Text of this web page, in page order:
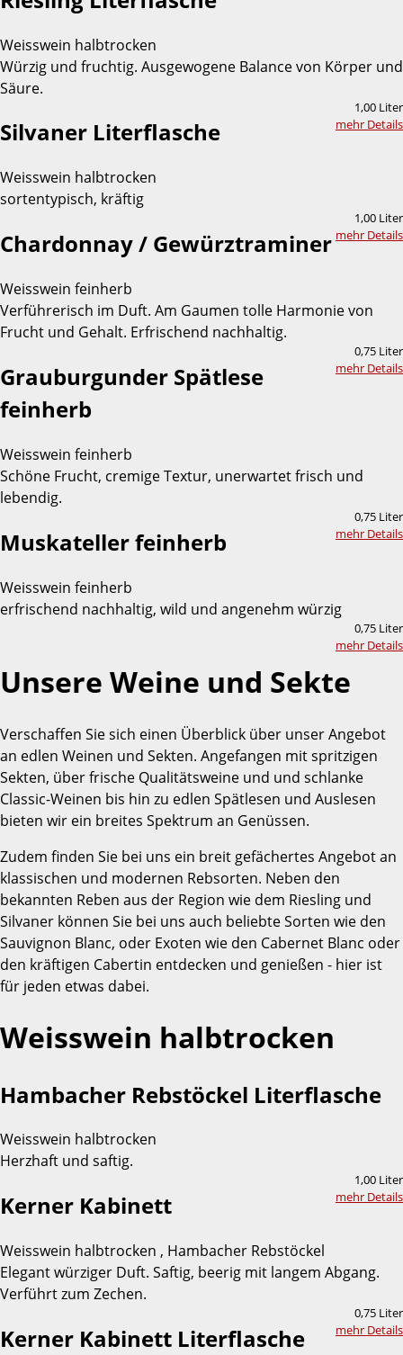
Weisswein halbtrocken
Würzig und fruchtig. Ausgewogene Balance von Körper und
Säure.
1,00 Liter
mehr Details
Silvaner Literflasche
Weisswein halbtrocken
sortentypisch, kräftig
1,00 Liter
mehr Details
Chardonnay / Gewürztraminer
Weisswein feinherb
Verführerisch im Duft. Am Gaumen tolle Harmonie von
Frucht und Gehalt. Erfrischend nachhaltig.
0,75 Liter
mehr Details
Grauburgunder Spätlese
feinherb
Weisswein feinherb
Schöne Frucht, cremige Textur, unerwartet frisch und
lebendig.
0,75 Liter
mehr Details
Muskateller feinherb
Weisswein feinherb
erfrischend nachhaltig, wild und angenehm würzig
0,75 Liter
mehr Details
Unsere Weine und Sekte
Verschaffen Sie sich einen Überblick über unser Angebot
an edlen Weinen und Sekten. Angefangen mit spritzigen
Sekten, über frische Qualitätsweine und und schlanke
Classic-Weinen bis hin zu edlen Spätlesen und Auslesen
bieten wir ein breites Spektrum an Genüssen.
Zudem finden Sie bei uns ein breit gefächertes Angebot an
klassischen und modernen Rebsorten. Neben den
bekannten Reben aus der Region wie dem Riesling und
Silvaner können Sie bei uns auch beliebte Sorten wie den
Sauvignon Blanc, oder Exoten wie den Cabernet Blanc oder
den kräftigen Cabertin entdecken und genießen - hier ist
für jeden etwas dabei.
Weisswein halbtrocken
Hambacher Rebstöckel Literflasche
Weisswein halbtrocken
Herzhaft und saftig.
1,00 Liter
mehr Details
Kerner Kabinett
Weisswein halbtrocken , Hambacher Rebstöckel
Elegant würziger Duft. Saftig, beerig mit langem Abgang.
Verführt zum Zechen.
0,75 Liter
mehr Details
Kerner Kabinett Literflasche